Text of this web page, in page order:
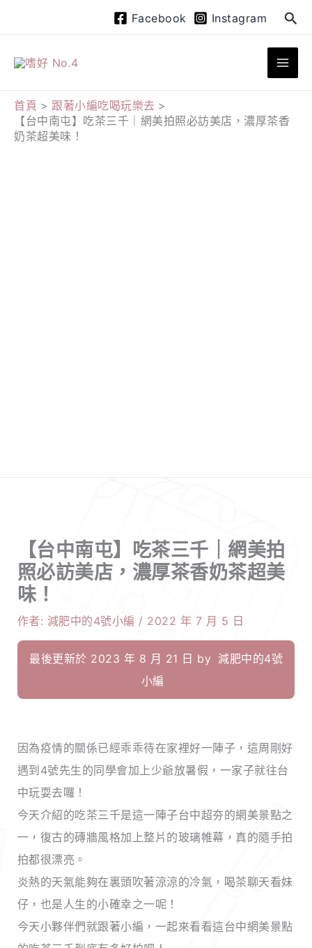
至
Facebook Instagram
搜
尋
首頁
跟著小編吃喝玩樂去
【台中南屯】吃茶三千｜網美拍照必訪美店，濃厚茶香
奶茶超美味！
【台中南屯】吃茶三千｜網美拍
照必訪美店，濃厚茶香奶茶超美
味！
作者: 減肥中的4號小編 / 2022 年 7 月 5 日
最後更新於 2023 年 8 月 21 日 by 減肥中的4號
小編
因為疫情的關係已經乖乖待在家裡好一陣子，這周剛好
遇到4號先生的同學會加上少爺放暑假，一家子就往台
中玩耍去囉！
今天介紹的吃茶三千是這一陣子台中超夯的網美景點之
一，復古的磚牆風格加上整片的玻璃帷幕，真的隨手拍
拍都很漂亮。
炎熱的天氣能夠在裏頭吹著涼涼的冷氣，喝茶聊天看妹
仔，也是人生的小確幸之一呢！
今天小夥伴們就跟著小編，一起來看看這台中網美景點